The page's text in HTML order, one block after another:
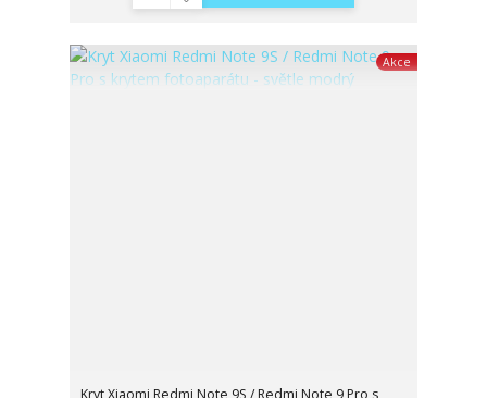
Akce
Kryt Xiaomi Redmi Note 9S / Redmi Note 9 Pro s